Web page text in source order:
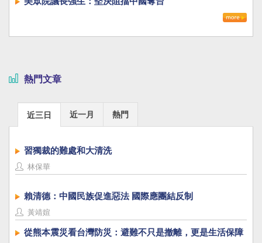
熱門文章
近三日 近一月 熱門
習獨裁的難處和大清洗
林保華
賴清德：中國民族促進惡法 國際應團結反制
黃靖媗
從熊本震災看台灣防災：避難不只是撤離，更是生活保障